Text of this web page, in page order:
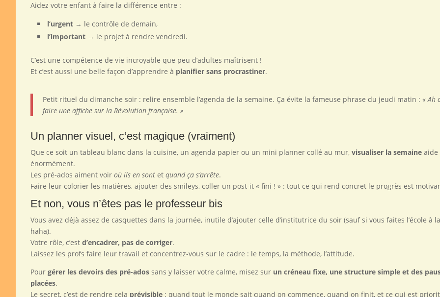
Aidez votre enfant à faire la différence entre :
l’urgent → le contrôle de demain,
l’important → le projet à rendre vendredi.
C’est une compétence de vie incroyable que peu d’adultes maîtrisent !
Et c’est aussi une belle façon d’apprendre à planifier sans procrastiner.
Petit rituel du dimanche soir : relire ensemble l’agenda de la semaine. Ça évite la fameuse phrase du jeudi matin : « Ah
faire une affiche sur la Révolution française. »
Un planner visuel, c’est magique (vraiment)
Que ce soit un tableau blanc dans la cuisine, un agenda papier ou un mini planner collé au mur, visualiser la semaine aide
énormément.
Les pré-ados aiment voir où ils en sont et quand ça s’arrête.
Faire leur colorier les matières, ajouter des smileys, coller un post-it « fini ! » : tout ce qui rend concret le progrès est
Et non, vous n’êtes pas le professeur bis
Vous avez déjà assez de casquettes dans la journée, inutile d’ajouter celle d’institutrice du soir (sauf si vous faites l’école à
haha).
Votre rôle, c’est d’encadrer, pas de corriger.
Laissez les profs faire leur travail et concentrez-vous sur le cadre : le temps, la méthode, l’attitude.
Pour gérer les devoirs des pré-ados sans y laisser votre calme, misez sur un créneau fixe, une structure simple et des
placées.
Le secret, c’est de rendre cela prévisible : quand tout le monde sait quand on commence, quand on finit, et ce qui est